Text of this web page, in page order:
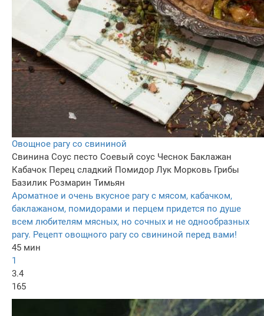
Овощное рагу со свининой
Свинина Соус песто Соевый соус Чеснок Баклажан
Кабачок Перец сладкий Помидор Лук Морковь Грибы
Базилик Розмарин Тимьян
Ароматное и очень вкусное рагу с мясом, кабачком,
баклажаном, помидорами и перцем придется по душе
всем любителям мясных, но сочных и не однообразных
рагу. Рецепт овощного рагу со свининой перед вами!
45 мин
1
3.4
165